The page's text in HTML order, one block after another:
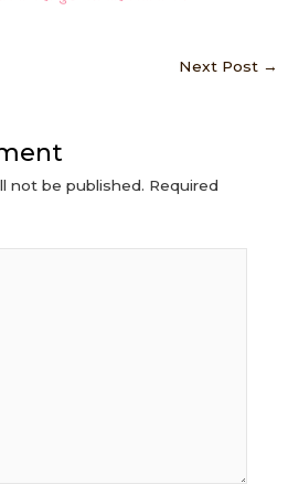
Next Post →
not be published. Required